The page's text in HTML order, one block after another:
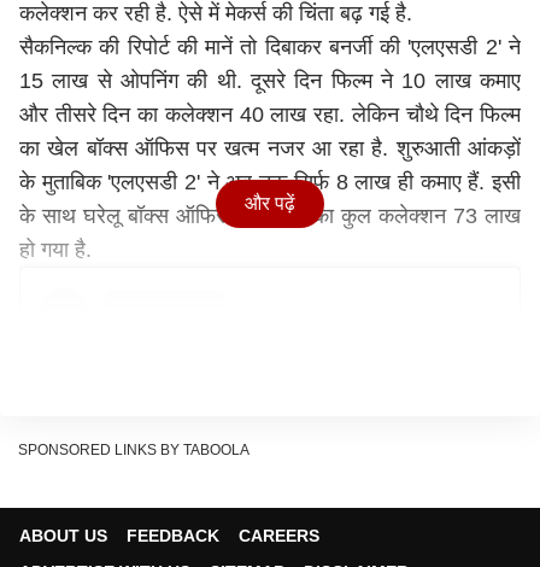
कलेक्शन कर रही है. ऐसे में मेकर्स की चिंता बढ़ गई है.
सैकनिल्क की रिपोर्ट की मानें तो दिबाकर बनर्जी की 'एलएसडी 2' ने
15 लाख से ओपनिंग की थी. दूसरे दिन फिल्म ने 10 लाख कमाए
और तीसरे दिन का कलेक्शन 40 लाख रहा. लेकिन चौथे दिन फिल्म
का खेल बॉक्स ऑफिस पर खत्म नजर आ रहा है. शुरुआती आंकड़ों
के मुताबिक 'एलएसडी 2' ने अब तक सिर्फ 8 लाख ही कमाए हैं. इसी
के साथ घरेलू बॉक्स ऑफिस पर फिल्म का कुल कलेक्शन 73 लाख
हो गया है.
और पढ़ें
SPONSORED LINKS BY TABOOLA
ABOUT US FEEDBACK
CAREERS